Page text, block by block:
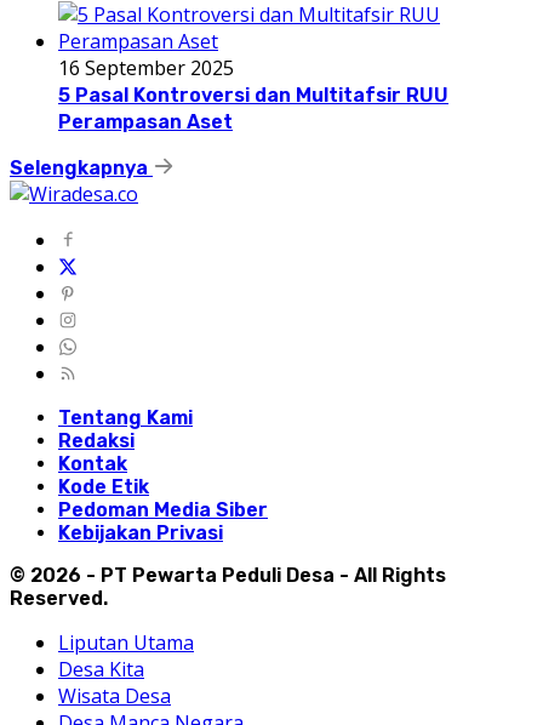
16 September 2025
5 Pasal Kontroversi dan Multitafsir RUU
Perampasan Aset
Selengkapnya
Tentang Kami
Redaksi
Kontak
Kode Etik
Pedoman Media Siber
Kebijakan Privasi
© 2026 - PT Pewarta Peduli Desa - All Rights
Reserved.
Liputan Utama
Desa Kita
Wisata Desa